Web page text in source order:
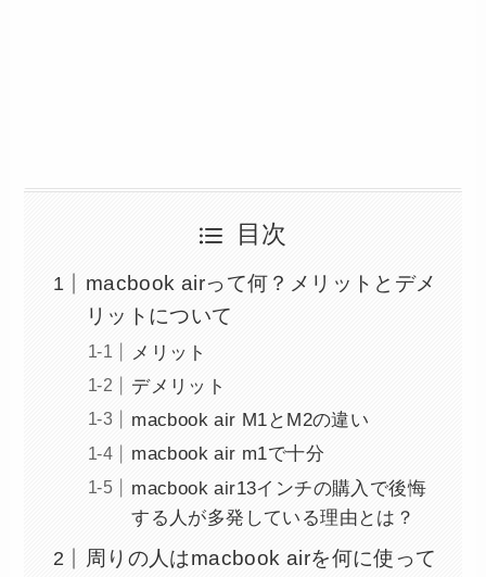
目次
macbook airって何？メリットとデメ
リットについて
メリット
デメリット
macbook air M1とM2の違い
macbook air m1で十分
macbook air13インチの購入で後悔
する人が多発している理由とは？
周りの人はmacbook airを何に使って